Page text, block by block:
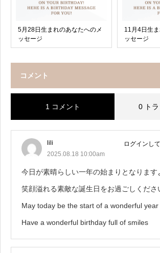
5月28日生まれのあなたへのメ
ッセージ
11月4日生
ッセージ
コメント
1 コメント 0 ト
lili
2025.08.18 10:00am
ログインし
今日が素晴らしい一年の始まりとなります
笑顔溢れる素敵な誕生日をお過ごしくださ
May today be the start of a wonderful year
Have a wonderful birthday full of smiles